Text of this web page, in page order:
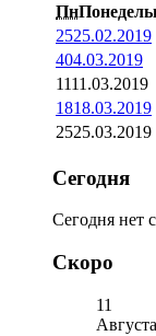
Пн
2525.02.2019
404.03.2019
1111.03.2019
1818.03.2019
2525.03.2019
Сегодня
Сегодня нет
Скоро
11
Августа